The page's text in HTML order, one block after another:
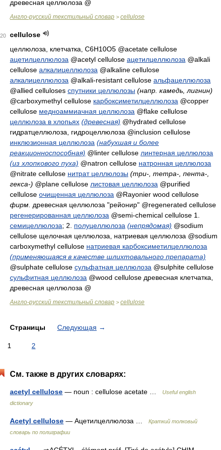
древесная целлюлоза @
Англо-русский текстильный словар > cellulose
20
cellulose
целлюлоза, клетчатка , C6H10O5 @acetate cellulose
ацетилцеллюлоза @acetyl cellulose ацетилцеллюлоза @alkali
cellulose алкалицеллюлоза @alkaline cellulose
алкалицеллюлоза @alkali-resistant cellulose альфацеллюлоза
@allied celluloses спутники целлюлозы (напр. камедь, лигнин)
@carboxymethyl cellulose карбоксиметилцеллюлоза @copper
cellulose медноаммиачная целлюлоза @flake cellulose
целлюлоза в хлопьях (древесная) @hydrated cellulose
гидратцеллюлоза, гидроцеллюлоза @inclusion cellulose
инклюзионная целлюлоза (набухшая и более
реакционноспособная) @linter cellulose линтерная целлюлоза
(из хлопкового пуха) @natron cellulose натронная целлюлоза
@nitrate cellulose нитрат целлюлозы (три-, тетра-, пента-,
гекса-) @plane cellulose листовая целлюлоза @purified
cellulose очищенная целлюлоза @Rayonier wood cellulose
фирм. древесная целлюлоза "рейонир" @regenerated cellulose
регенерированная целлюлоза @semi-chemical cellulose 1.
семицеллюлоза; 2. полуцеллюлоза (непрядомая) @sodium
cellulose щелочная целлюлоза, натриевая целлюлоза @sodium
carboxymethyl cellulose натриевая карбоксиметилцеллюлоза
(применяющаяся в качестве шлихтовального препарата)
@sulphate cellulose сульфатная целлюлоза @sulphite cellulose
сульфитная целлюлоза @wood cellulose древесная клетчатка,
древесная целлюлоза @
Англо-русский текстильный словар > cellulose
Страницы Следующая →
1 2
См. также в других словарях:
acetyl cellulose — noun : cellulose acetate …
Useful english
dictionary
Acetyl cellulose — Ацетилцеллюлоза …
Краткий толковый
словарь по полиграфии